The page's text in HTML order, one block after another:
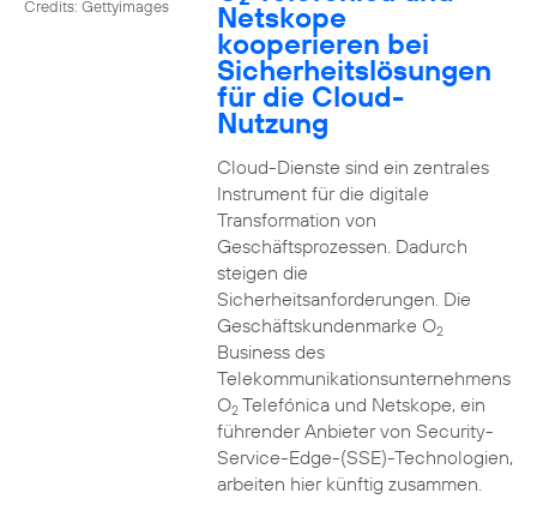
Credits: Gettyimages Netskope
kooperieren bei
Sicherheitslösungen
für die Cloud-
Nutzung
Cloud-Dienste sind ein zentrales
Instrument für die digitale
Transformation von
Geschäftsprozessen. Dadurch
steigen die
Sicherheitsanforderungen. Die
Geschäftskundenmarke O2
Business des
Telekommunikationsunternehmens
O2Telefónica und Netskope, ein
führender Anbieter von Security-
Service-Edge-(SSE)-Technologien,
arbeiten hier künftig zusammen.